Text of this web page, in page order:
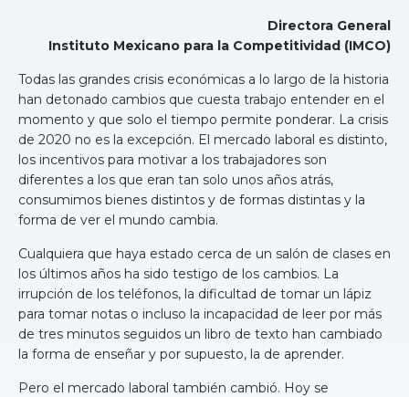
Directora General
Instituto Mexicano para la Competitividad (IMCO)
Todas las grandes crisis económicas a lo largo de la historia
han detonado cambios que cuesta trabajo entender en el
momento y que solo el tiempo permite ponderar. La crisis
de 2020 no es la excepción. El mercado laboral es distinto,
los incentivos para motivar a los trabajadores son
diferentes a los que eran tan solo unos años atrás,
consumimos bienes distintos y de formas distintas y la
forma de ver el mundo cambia.
Cualquiera que haya estado cerca de un salón de clases en
los últimos años ha sido testigo de los cambios. La
irrupción de los teléfonos, la dificultad de tomar un lápiz
para tomar notas o incluso la incapacidad de leer por más
de tres minutos seguidos un libro de texto han cambiado
la forma de enseñar y por supuesto, la de aprender.
Pero el mercado laboral también cambió. Hoy se